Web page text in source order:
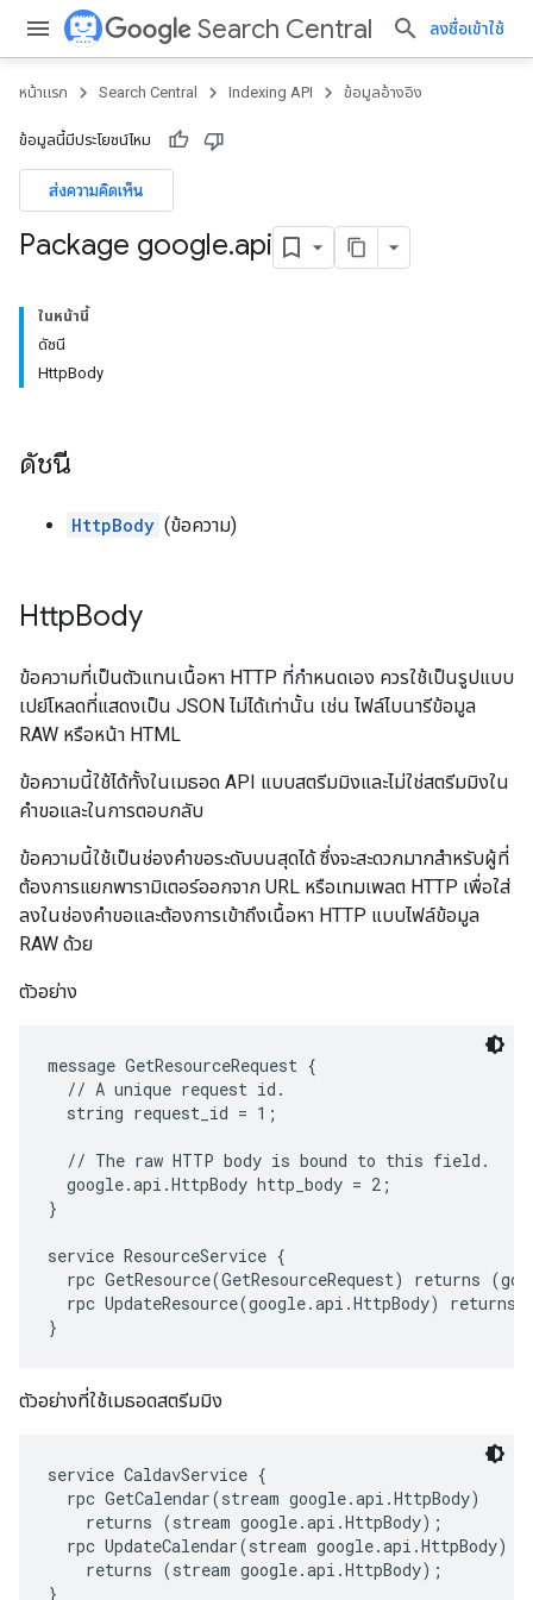
Search Central ลงชื่อเข้าใช้
หน้าแรก Search Central Indexing API ข้อมูลอ้างอิง
ข้อมูลนี้มีประโยชน์ไหม
ส่งความคิดเห็น
Package google.api
ในหน้านี้
ดัชนี
HttpBody
ดัชนี
HttpBody (ข้อความ)
HttpBody
ข้อความที่เป็นตัวแทนเนื้อหา HTTP ที่กำหนดเอง ควรใช้เป็นรูปแบบ
เปย์โหลดที่แสดงเป็น JSON ไม่ได้เท่านั้น เช่น ไฟล์ไบนารีข้อมูล
RAW หรือหน้า HTML
ข้อความนี้ใช้ได้ทั้งในเมธอด API แบบสตรีมมิงและไม่ใช่สตรีมมิงใน
คำขอและในการตอบกลับ
ข้อความนี้ใช้เป็นช่องคำขอระดับบนสุดได้ ซึ่งจะสะดวกมากสำหรับผู้ที่
ต้องการแยกพารามิเตอร์ออกจาก URL หรือเทมเพลต HTTP เพื่อใส่
ลงในช่องคำขอและต้องการเข้าถึงเนื้อหา HTTP แบบไฟล์ข้อมูล
RAW ด้วย
ตัวอย่าง
message GetResourceRequest {
  // A unique request id.
  string request_id = 1;
  // The raw HTTP body is bound to this field.
  google.api.HttpBody http_body = 2;
}
service ResourceService {
rpc GetResource(GetResourceRequest) returns
rpc UpdateResource(google.api.HttpBody) returns
ตัวอย่างที่ใช้เมธอดสตรีมมิง
service CaldavService {
  rpc GetCalendar(stream google.api.HttpBody)
    returns (stream google.api.HttpBody);
  rpc UpdateCalendar(stream google.api.HttpBody)
    returns (stream google.api.HttpBody);